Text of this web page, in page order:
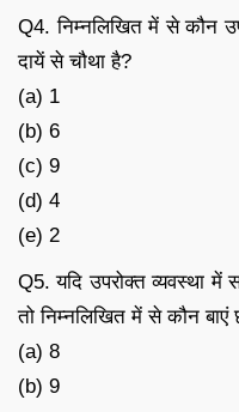
Q4. निम्नलिखित में से कौन
दायें से चौथा है?
(a) 1
(b) 6
(c) 9
(d) 4
(e) 2
Q5. यदि उपरोक्त व्यवस्था में
तो निम्नलिखित में से कौन बाएं
(a) 8
(b) 9